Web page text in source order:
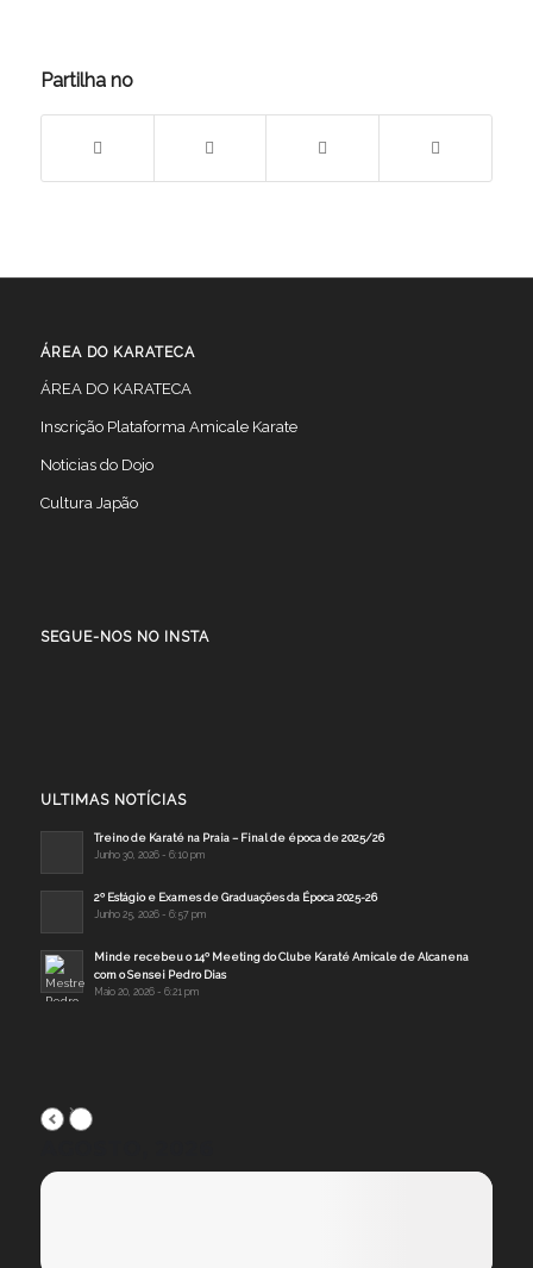
Partilha no
ÁREA DO KARATECA
ÁREA DO KARATECA
Inscrição Plataforma Amicale Karate
Noticias do Dojo
Cultura Japão
SEGUE-NOS NO INSTA
ULTIMAS NOTÍCIAS
Treino de Karaté na Praia – Final de época de 2025/26
Junho 30, 2026 - 6:10 pm
2º Estágio e Exames de Graduações da Época 2025-26
Junho 25, 2026 - 6:57 pm
Minde recebeu o 14º Meeting do Clube Karaté Amicale de Alcanena
com o Sensei Pedro Dias
Maio 20, 2026 - 6:21 pm